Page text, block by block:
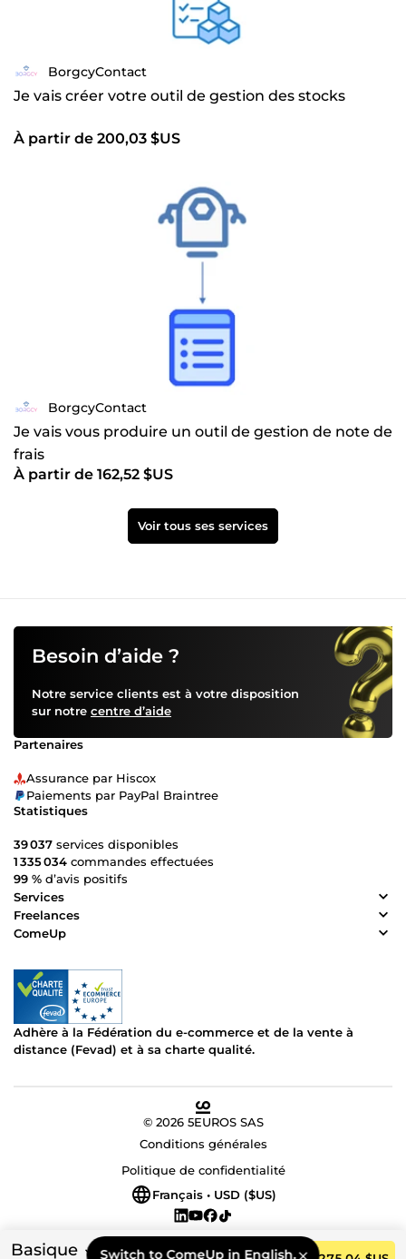
Basique
BorgcyContact
Je vais créer votre outil de gestion des stocks
À partir de 200,03 $US
BorgcyContact
Je vais vous produire un outil de gestion de note de
frais
À partir de 162,52 $US
Voir tous ses services
Switch to ComeUp in English.
Besoin d’aide ?
Notre service clients est à votre disposition
sur notre centre d’aide
Partenaires
Assurance par Hiscox
Paiements par PayPal Braintree
Statistiques
39 037 services disponibles
1 335 034 commandes effectuées
99 % d’avis positifs
Services
Freelances
ComeUp
Adhère à la Fédération du e-commerce et de la vente à
distance (Fevad) et à sa charte qualité.
© 2026 5EUROS SAS
Conditions générales
Politique de confidentialité
Français • USD ($US)